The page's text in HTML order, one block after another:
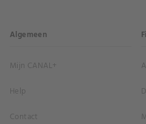
Algemeen
Mijn CANAL+
Help
Contact